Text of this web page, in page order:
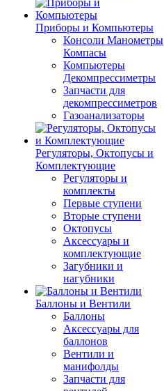
Приборы и Компьютеры
Консоли Манометры
Компасы
Компьютеры
Декомпрессиметры
Запчасти для
декомпрессиметров
Газоанализаторы
Регуляторы, Октопусы и
Комплектующие
Регуляторы и
комплекты
Первые ступени
Вторые ступени
Октопусы
Аксессуары и
комплектующие
Загубники и
нагубники
Баллоны и Вентили
Баллоны
Аксессуары для
баллонов
Вентили и
манифолды
Запчасти для